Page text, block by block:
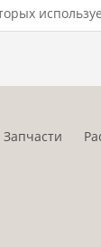
Запчасти